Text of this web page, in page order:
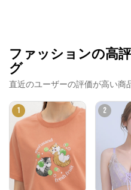
ファッションの高
グ
直近のユーザーの評価が高い商
1 2